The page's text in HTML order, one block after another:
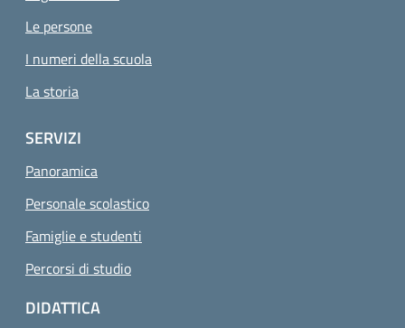
Le persone
I numeri della scuola
La storia
SERVIZI
Panoramica
Personale scolastico
Famiglie e studenti
Percorsi di studio
DIDATTICA